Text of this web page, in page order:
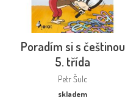
Poradím si s češtinou
5. třída
Petr Šulc
skladem